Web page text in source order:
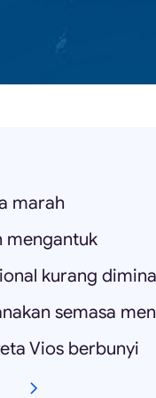
marah
mengantuk
Vios berbunyi